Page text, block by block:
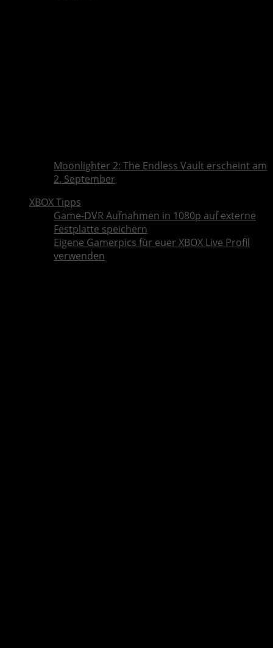
Moonlighter 2: The Endless Vault erscheint am
2. September
XBOX Tipps
Game-DVR Aufnahmen in 1080p auf externe
Festplatte speichern
Eigene Gamerpics für euer XBOX Live Profil
verwenden